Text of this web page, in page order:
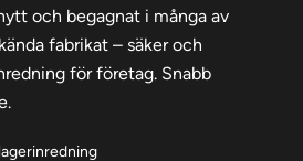
och begagnat i många av
fabrikat – säker och
för företag. Snabb